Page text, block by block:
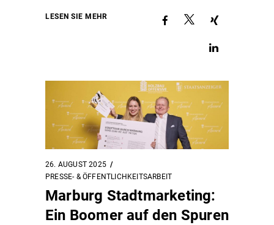
LESEN SIE MEHR
26. AUGUST 2025
PRESSE- & ÖFFENTLICHKEITSARBEIT
Marburg Stadtmarketing:
Ein Boomer auf den Spuren